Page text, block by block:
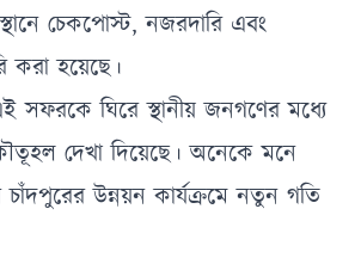
চেকপোস্ট, নজরদারি এবং
করা হয়েছে।
সফরকে ঘিরে স্থানীয় জনগণের মধ্যে
দেখা দিয়েছে। অনেকে মনে
উন্নয়ন কার্যক্রমে নতুন গতি